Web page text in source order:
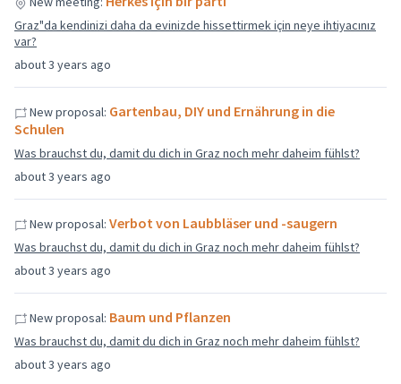
about 3 years ago
Graz"da kendinizi daha da evinizde hissettirmek için neye ihtiyacınız
var?
about 3 years ago
New proposal: Gartenbau, DIY und Ernährung in die
Schulen
Was brauchst du, damit du dich in Graz noch mehr daheim fühlst?
about 3 years ago
New proposal: Verbot von Laubbläser und -saugern
Was brauchst du, damit du dich in Graz noch mehr daheim fühlst?
about 3 years ago
New proposal: Baum und Pflanzen
Was brauchst du, damit du dich in Graz noch mehr daheim fühlst?